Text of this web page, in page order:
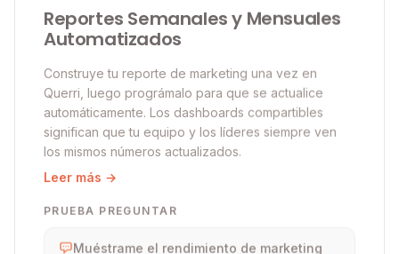
Reportes Semanales y Mensuales
Automatizados
Construye tu reporte de marketing una vez en
Querri, luego prográmalo para que se actualice
automáticamente. Los dashboards compartibles
significan que tu equipo y los líderes siempre ven
los mismos números actualizados.
Leer más →
PRUEBA PREGUNTAR
Muéstrame el rendimiento de marketing